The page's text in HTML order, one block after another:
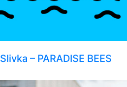
– PARADISE BEES